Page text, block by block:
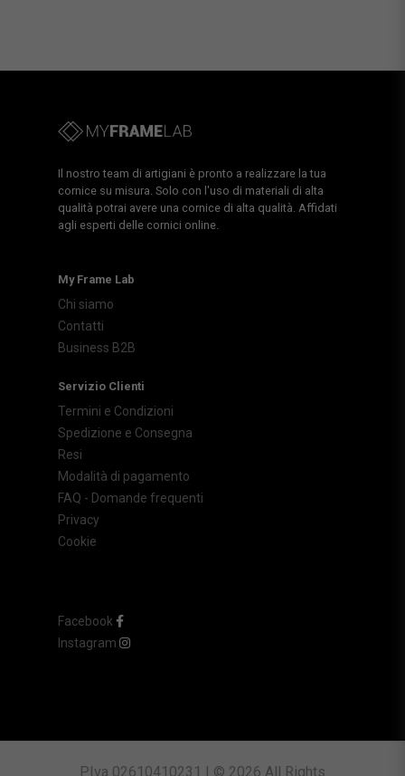
Il nostro team di artigiani è pronto a realizzare la tua
cornice su misura. Solo con l'uso di materiali di alta
qualità potrai avere una cornice di alta qualità. Affidati
agli esperti delle cornici online.
My Frame Lab
Chi siamo
Contatti
Business B2B
Servizio Clienti
Termini e Condizioni
Spedizione e Consegna
Resi
Modalità di pagamento
FAQ - Domande frequenti
Privacy
Cookie
Facebook
Instagram
P.Iva 02610410231 | © 2026 All Rights